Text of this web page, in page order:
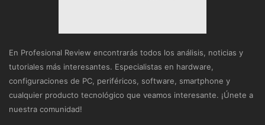
En Profesional Review encontrarás todos los análisis, noticias y
tutoriales más interesantes. Especialistas en hardware,
configuraciones de PC, periféricos, software, smartphone y
cualquier producto tecnológico que veamos interesante. ¡Únete a
nuestra comunidad!